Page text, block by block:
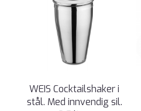
WEIS Cocktailshaker i
stål. Med innvendig sil.